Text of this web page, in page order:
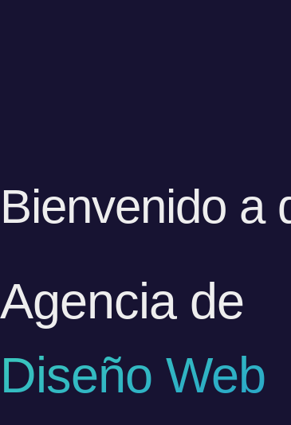
Bienvenido a
Agencia de
Diseño Web